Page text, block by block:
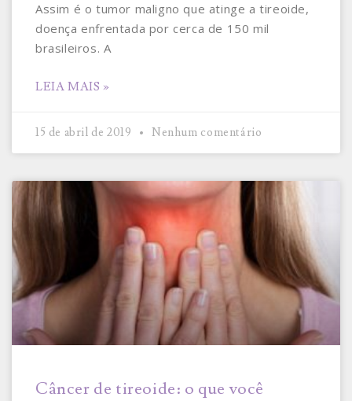
Assim é o tumor maligno que atinge a tireoide,
doença enfrentada por cerca de 150 mil
brasileiros. A
LEIA MAIS »
15 de abril de 2019 Nenhum comentário
Câncer de tireoide: o que você